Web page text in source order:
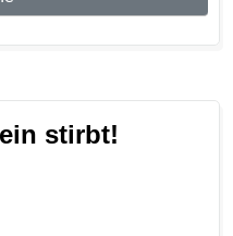
stirbt!